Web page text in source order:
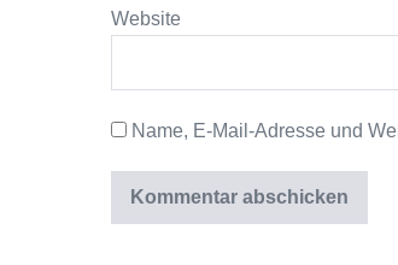
Website
Name, E-Mail-Adresse und